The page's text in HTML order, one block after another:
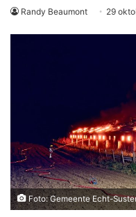
Randy Beaumont 29
Foto: Gemeente Echt-